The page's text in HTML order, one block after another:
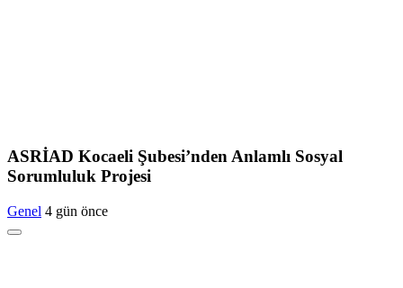
ASRİAD Kocaeli Şubesi’nden Anlamlı Sosyal
Sorumluluk Projesi
Genel 4 gün önce